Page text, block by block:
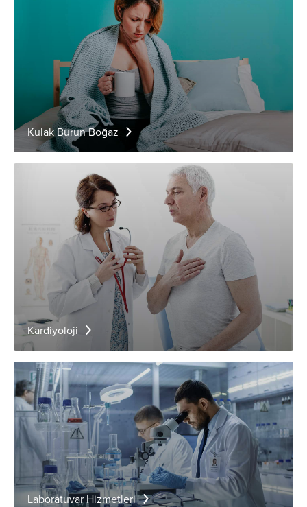
Kulak Burun Boğaz
Kardiyoloji
Laboratuvar Hizmetleri